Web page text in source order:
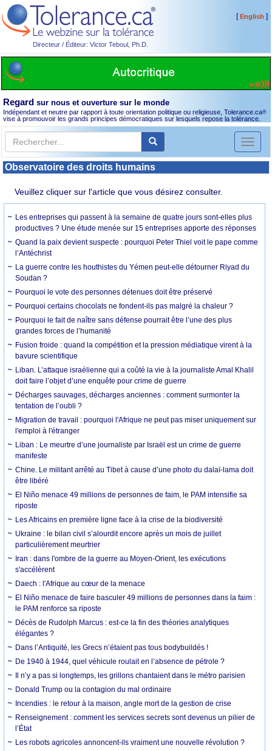
Directeur / Éditeur: Victor Teboul, Ph.D.
[English ]
Regard sur nous et ouverture sur le monde
Indépendant et neutre par rapport à toute orientation politique ou religieuse, Tolerance.ca®
vise à promouvoir les grands principes démocratiques sur lesquels repose la tolérance.
Toggle
Observatoire des droits humains
Veuillez cliquer sur l'article que vous désirez consulter.
Les entreprises qui passent à la semaine de quatre jours sont-elles plus
productives ? Une étude menée sur 15 entreprises apporte des réponses
Quand la paix devient suspecte : pourquoi Peter Thiel voit le pape comme
l’Antéchrist
La guerre contre les houthistes du Yémen peut-elle détourner Riyad du
Soudan ?
Pourquoi le vote des personnes détenues doit être préservé
Pourquoi certains chocolats ne fondent-ils pas malgré la chaleur ?
Pourquoi le fait de naître sans défense pourrait être l’une des plus
grandes forces de l’humanité
Fusion froide : quand la compétition et la pression médiatique virent à la
bavure scientifique
Liban. L’attaque israélienne qui a coûté la vie à la journaliste Amal Khalil
doit faire l’objet d’une enquête pour crime de guerre
Décharges sauvages, décharges anciennes : comment surmonter la
tentation de l’oubli ?
Migration de travail : pourquoi l'Afrique ne peut pas miser uniquement sur
l'emploi à l'étranger
Liban : Le meurtre d’une journaliste par Israël est un crime de guerre
manifeste
Chine. Le militant arrêté au Tibet à cause d’une photo du dalaï-lama doit
être libéré
El Niño menace 49 millions de personnes de faim, le PAM intensifie sa
riposte
Les Africains en première ligne face à la crise de la biodiversité
Ukraine : le bilan civil s’alourdit encore après un mois de juillet
particulièrement meurtrier
Iran : dans l'ombre de la guerre au Moyen-Orient, les exécutions
s'accélèrent
Daech : l'Afrique au cœur de la menace
El Niño menace de faire basculer 49 millions de personnes dans la faim :
le PAM renforce sa riposte
Décès de Rudolph Marcus : est-ce la fin des théories analytiques
élégantes ?
Dans l’Antiquité, les Grecs n’étaient pas tous bodybuildés !
De 1940 à 1944, quel véhicule roulait en l’absence de pétrole ?
Il n’y a pas si longtemps, les grillons chantaient dans le métro parisien
Donald Trump ou la contagion du mal ordinaire
Incendies : le retour à la maison, angle mort de la gestion de crise
Renseignement : comment les services secrets sont devenus un pilier de
l’État
Les robots agricoles annoncent-ils vraiment une nouvelle révolution ?